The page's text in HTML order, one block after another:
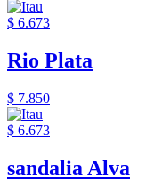
$ 6.673
Rio Plata
$ 7.850
$ 6.673
sandalia Alva